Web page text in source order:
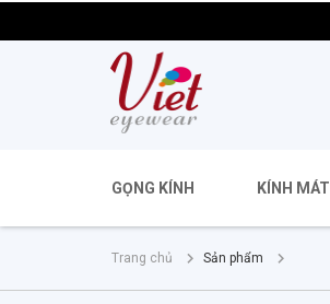
GỌNG KÍNH KÍNH MÁT
Trang chủ Sản phẩm